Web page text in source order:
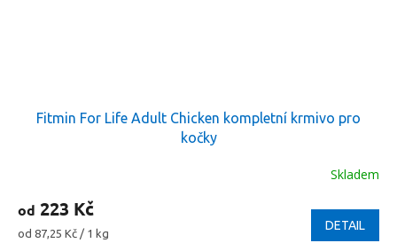
Fitmin For Life Adult Chicken kompletní krmivo pro
kočky
Skladem
od 223 Kč
Měrná
od 87,25 Kč / 1 kg
DETAIL